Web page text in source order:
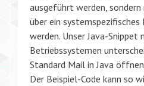
ausgeführt werden,
über ein
werden. Unser Java-Snippet
Betriebssystemen
Standard Mail in Java öffnen
Der Beispiel-Code kann so